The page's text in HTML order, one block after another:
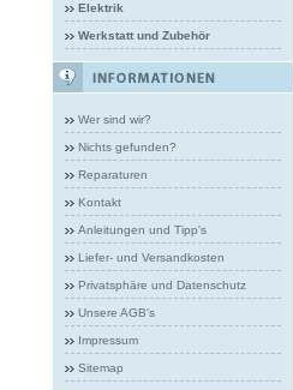
Elektrik
Werkstatt und Zubehör
Wer sind wir?
Nichts gefunden?
Reparaturen
Kontakt
Anleitungen und Tipp's
Liefer- und Versandkosten
Privatsphäre und Datenschutz
Unsere AGB's
Impressum
Sitemap